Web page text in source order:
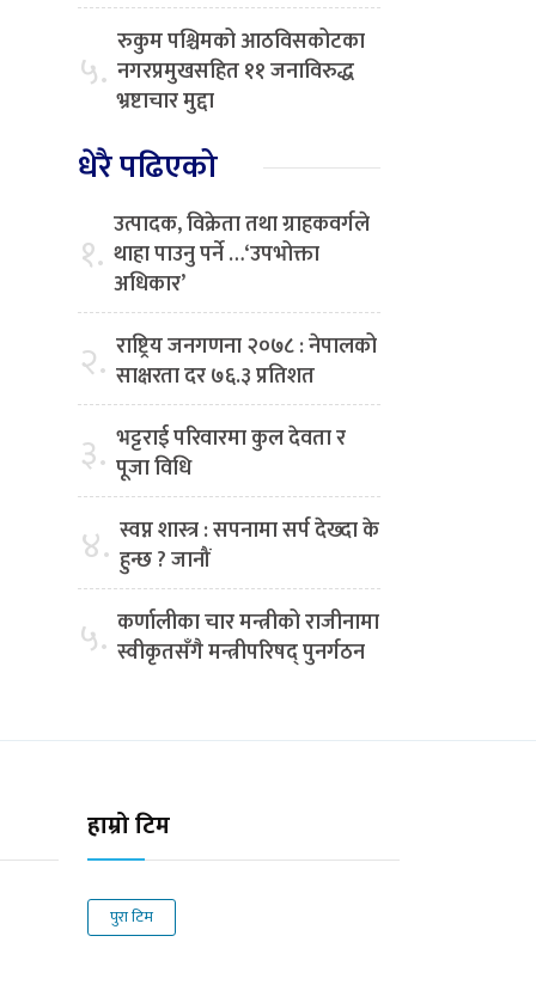
५. रुकुम पश्चिमको आठविसकोटका
नगरप्रमुखसहित ११ जनाविरुद्ध
भ्रष्टाचार मुद्दा
धेरै पढिएको
१. उत्पादक, विक्रेता तथा ग्राहकवर्गले
थाहा पाउनु पर्ने …‘उपभोक्ता
अधिकार’
२. राष्ट्रिय जनगणना २०७८ : नेपालको
साक्षरता दर ७६.३ प्रतिशत
३. भट्टराई परिवारमा कुल देवता र
पूजा विधि
४. स्वप्न शास्त्र : सपनामा सर्प देख्दा के
हुन्छ ? जानौं
५. कर्णालीका चार मन्त्रीको राजीनामा
स्वीकृतसँगै मन्त्रीपरिषद् पुनर्गठन
हाम्रो टिम
पुरा टिम